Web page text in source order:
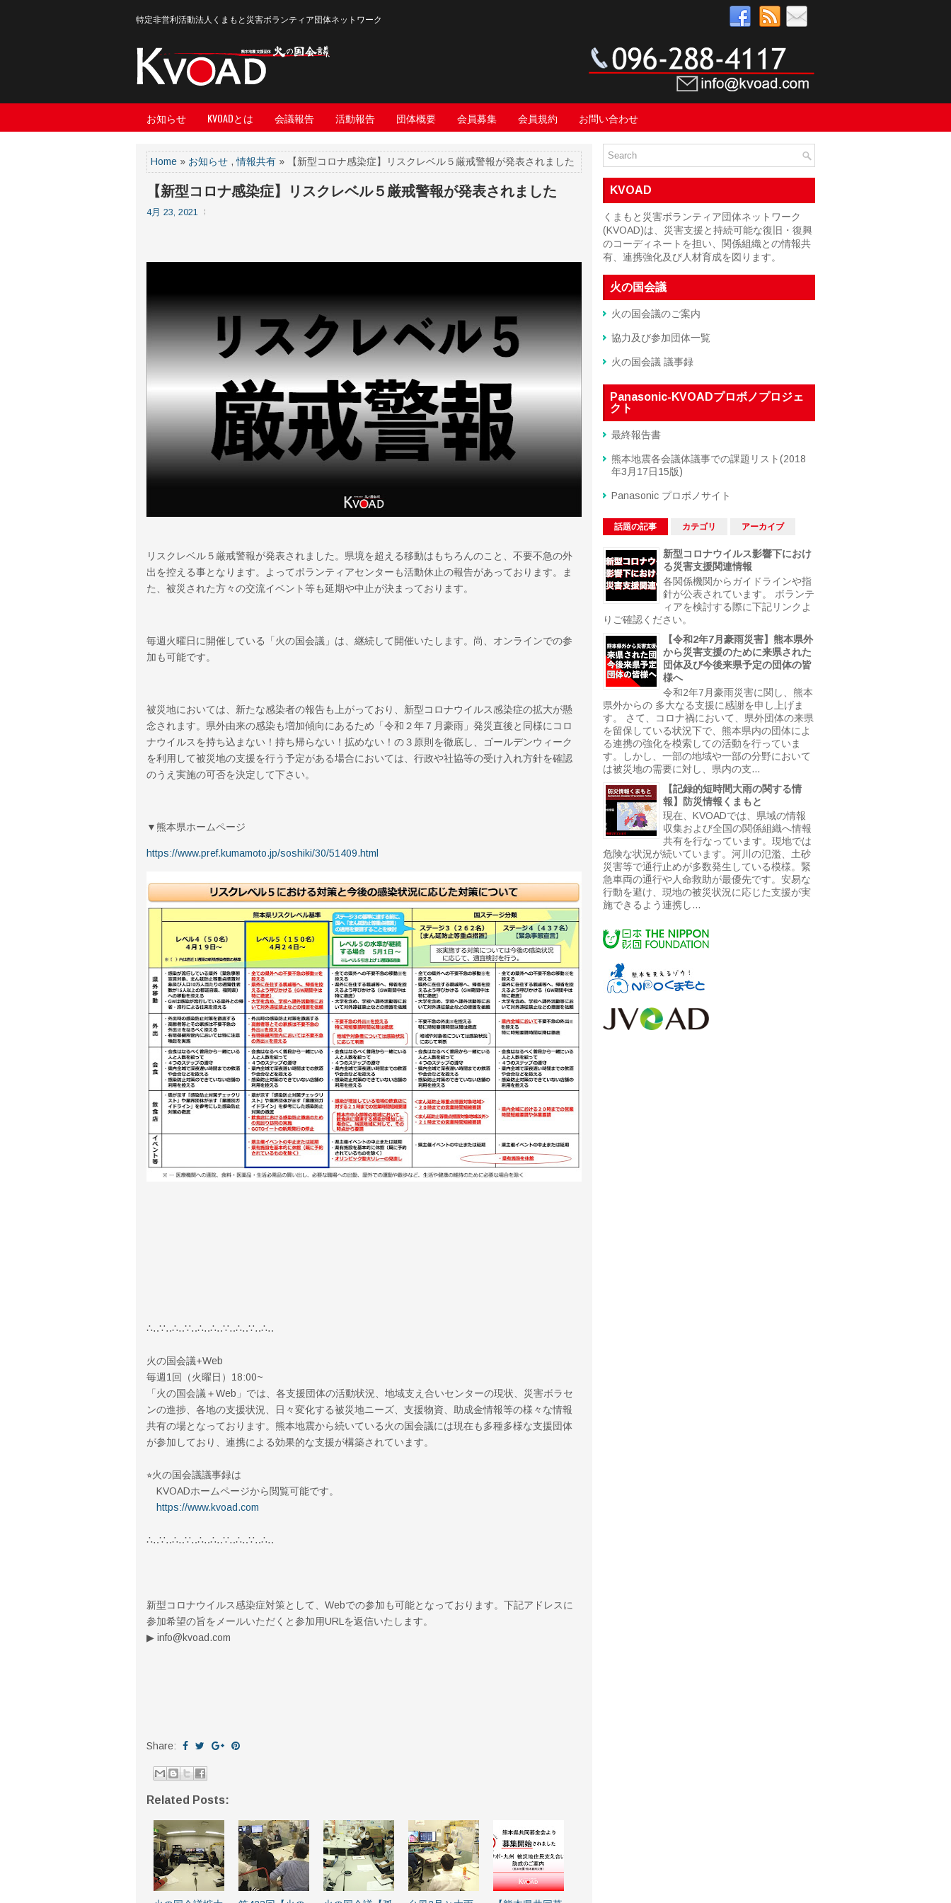
特定非営利活動法人くまもと災害ボランティア団体ネットワーク
お知らせ KVOADとは 会議報告 活動報告 団体概要 会員募集 会員規約 お問い合わせ
Home » お知らせ ,情報共有 » 【新型コロナ感染症】リスクレベル５厳戒警報が発表されました
【新型コロナ感染症】リスクレベル５厳戒警報が発表されました
4月 23, 2021
リスクレベル５厳戒警報が発表されました。県境を超える移動はもちろんのこと、不要不急の外
出を控える事となります。よってボランティアセンターも活動休止の報告があっております。ま
た、被災された方々の交流イベント等も延期や中止が決まっております。
毎週火曜日に開催している「火の国会議」は、継続して開催いたします。尚、オンラインでの参
加も可能です。
被災地においては、新たな感染者の報告も上がっており、新型コロナウイルス感染症の拡大が懸
念されます。県外由来の感染も増加傾向にあるため「令和２年７月豪雨」発災直後と同様にコロ
ナウイルスを持ち込まない！持ち帰らない！拡めない！の３原則を徹底し、ゴールデンウィーク
を利用して被災地の支援を行う予定がある場合においては、行政や社協等の受け入れ方針を確認
のうえ実施の可否を決定して下さい。
▼熊本県ホームページ
https://www.pref.kumamoto.jp/soshiki/30/51409.html
∴‥∵‥∴‥∵‥∴‥∴‥∵‥∴‥∵‥∴‥
火の国会議+Web
毎週1回（火曜日）18:00~
「火の国会議＋Web」では、各支援団体の活動状況、地域支え合いセンターの現状、災害ボラセ
ンの進捗、各地の支援状況、日々変化する被災地ニーズ、支援物資、助成金情報等の様々な情報
共有の場となっております。熊本地震から続いている火の国会議には現在も多種多様な支援団体
が参加しており、連携による効果的な支援が構築されています。
⭐︎火の国会議議事録は
KVOADホームページから閲覧可能です。
https://www.kvoad.com
∴‥∵‥∴‥∵‥∴‥∴‥∵‥∴‥∵‥∴‥
新型コロナウイルス感染症対策として、Webでの参加も可能となっております。下記アドレスに
参加希望の旨をメールいただくと参加用URLを返信いたします。
▶︎ info@kvoad.com
Share:
Related Posts:
KVOAD
くまもと災害ボランティア団体ネットワーク
(KVOAD)は、災害支援と持続可能な復旧・復興
のコーディネートを担い、関係組織との情報共
有、連携強化及び人材育成を図ります。
火の国会議
火の国会議のご案内
協力及び参加団体一覧
火の国会議 議事録
Panasonic-KVOADプロボノプロジェ
クト
最終報告書
熊本地震各会議体議事での課題リスト(2018
年3月17日15版)
Panasonic プロボノサイト
話題の記事 カテゴリ アーカイブ
新型コロナウイルス影響下におけ
る災害支援関連情報
各関係機関からガイドラインや指
針が公表されています。 ボランテ
ィアを検討する際に下記リンクよ
りご確認ください。
【令和2年7月豪雨災害】熊本県外
から災害支援のために来県された
団体及び今後来県予定の団体の皆
様へ
令和2年7月豪雨災害に関し、熊本
県外からの 多大なる支援に感謝を申し上げま
す。 さて、コロナ禍において、県外団体の来県
を留保している状況下で、熊本県内の団体によ
る連携の強化を模索しての活動を行っていま
す。しかし、一部の地域や一部の分野において
は被災地の需要に対し、県内の支...
【記録的短時間大雨の関する情
報】防災情報くまもと
現在、KVOADでは、県域の情報
収集および全国の関係組織へ情報
共有を行なっています。現地では
危険な状況が続いています。河川の氾濫、土砂
災害等で通行止めが多数発生している模様。緊
急車両の通行や人命救助が最優先です。安易な
行動を避け、現地の被災状況に応じた支援が実
施できるよう連携し...